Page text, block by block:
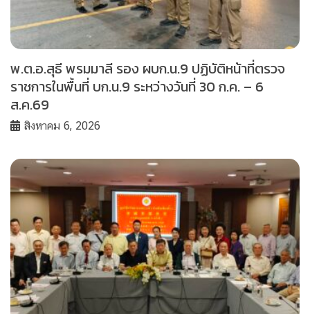
พ.ต.อ.สุธี พรมมาลี รอง ผบก.น.9 ปฏิบัติหน้าที่ตรวจ
ราชการในพื้นที่ บก.น.9 ระหว่างวันที่ 30 ก.ค. – 6
ส.ค.69
สิงหาคม 6, 2026